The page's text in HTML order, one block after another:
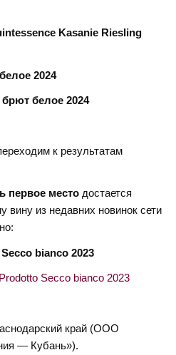
Kasanie Riesling
2024
белое 2024
к результатам
первое место достается
вину из недавних новинок сети
bianco 2023
край (ООО
— Кубань»).